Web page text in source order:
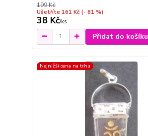
199 Kč
Ušetříte 161 Kč (- 81 %)
38 Kč/ks
Přidat do košíku
Nejnižší cena na trhu